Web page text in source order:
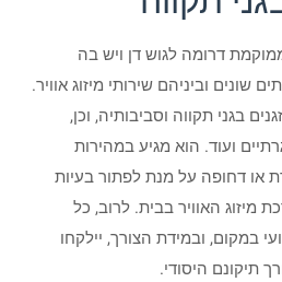
דרומה לגוש דן ויש בה
שונים וביניהם שירותי מיזוג אוויר.
בגני תקווה וסביבותיה, וכן,
ועוד. הוא מגיע במהירות
או דחופה על מנת לפתור בעיות
מיזוג האוויר בבית. לרוב, כל
במקום, ובמידת הצורך, יילקחו
תיקונם היסודי.